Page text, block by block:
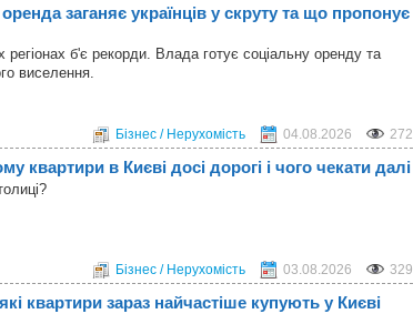
заганяє українців у скруту та що пропонує
регіонах б'є рекорди. Влада готує соціальну оренду та
виселення.
Бізнес / Нерухомість 04.08.2026 272
квартири в Києві досі дорогі і чого чекати далі
Бізнес / Нерухомість 03.08.2026 329
квартири зараз найчастіше купують у Києві